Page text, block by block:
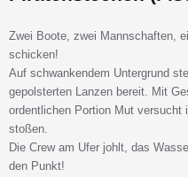
Zwei Boote, zwei Mannschaften,
schicken!
Auf schwankendem Untergrund
gepolsterten Lanzen bereit. Mit
ordentlichen Portion Mut versucht
stoßen.
Die Crew am Ufer johlt, das
den Punkt!